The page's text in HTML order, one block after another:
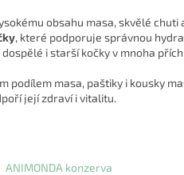
obsahu masa, skvělé
, které podporuje správnou
i starší kočky v mnoha
podílem masa, paštiky i kousky
její zdraví i vitalitu.
ANIMONDA konzerva